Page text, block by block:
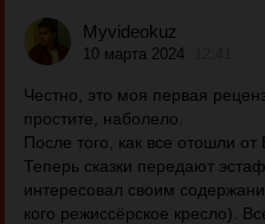
Myvideokuz
10 марта 2024
Честно, это моя первая
простите, наболело.
После того, как все отошли от
Теперь сказки передают
интересовал своим
кого режиссёрское кресло).